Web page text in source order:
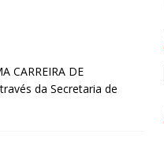
CIÊNCIA E SOCIEDADE
CARREIRA DE
da Secretaria de